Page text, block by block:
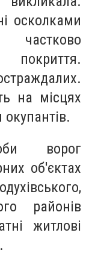
осколками
на місцях
ворог
об'єктах
районів
житлові